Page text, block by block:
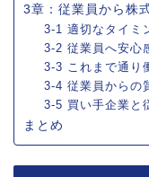
3章：従業員から株
3-1 適切なタイミ
3-2 従業員へ安心
3-3 これまで通り
3-4 従業員からの
3-5 買い手企業と
まとめ